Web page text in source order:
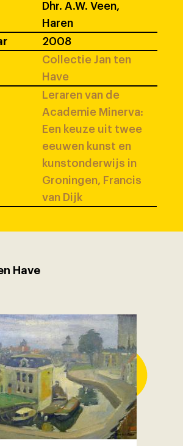
Dhr. A.W. Veen,
Haren
2008
Collectie Jan ten
Have
Leraren van de
Academie Minerva:
Een keuze uit twee
eeuwen kunst en
kunstonderwijs in
Groningen, Francis
van Dijk
Have